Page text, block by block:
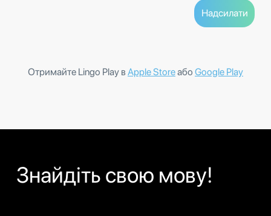
Отримайте Lingo Play в Apple Storeабо Google Play
Знайдіть свою мову!